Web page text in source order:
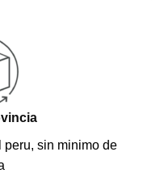
peru, sin minimo de